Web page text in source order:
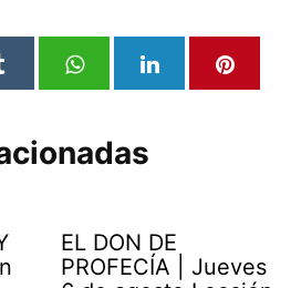
EL DON DE
PROFECÍA | Jueves